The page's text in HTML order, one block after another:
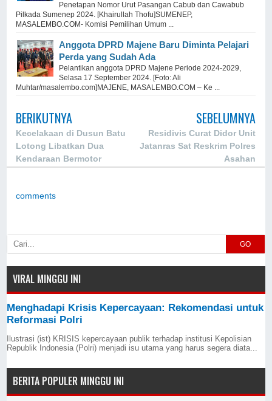
Penetapan Nomor Urut Pasangan Cabub dan Cawabub
Pilkada Sumenep 2024. [Khairullah Thofu]SUMENEP,
MASALEMBO.COM- Komisi Pemilihan Umum ...
Anggota DPRD Majene Baru Diminta Pelajari
Perda yang Sudah Ada
Pelantikan anggota DPRD Majene Periode 2024-2029,
Selasa 17 September 2024. [Foto: Ali
Muhtar/masalembo.com]MAJENE, MASALEMBO.COM – Ke ...
BERIKUTNYA
Kecelakaan di Dusun Batu
Lotong Libatkan Dua
Kendaraan Bermotor
SEBELUMNYA
Residivis Curat Didor Unit
Jatanras Sat Reskrim Polres
Asahan
comments
GO
VIRAL MINGGU INI
Menghadapi Krisis Kepercayaan: Rekomendasi untuk
Reformasi Polri
Ilustrasi (ist) KRISIS kepercayaan publik terhadap institusi Kepolisian
Republik Indonesia (Polri) menjadi isu utama yang harus segera diata...
BERITA POPULER MINGGU INI